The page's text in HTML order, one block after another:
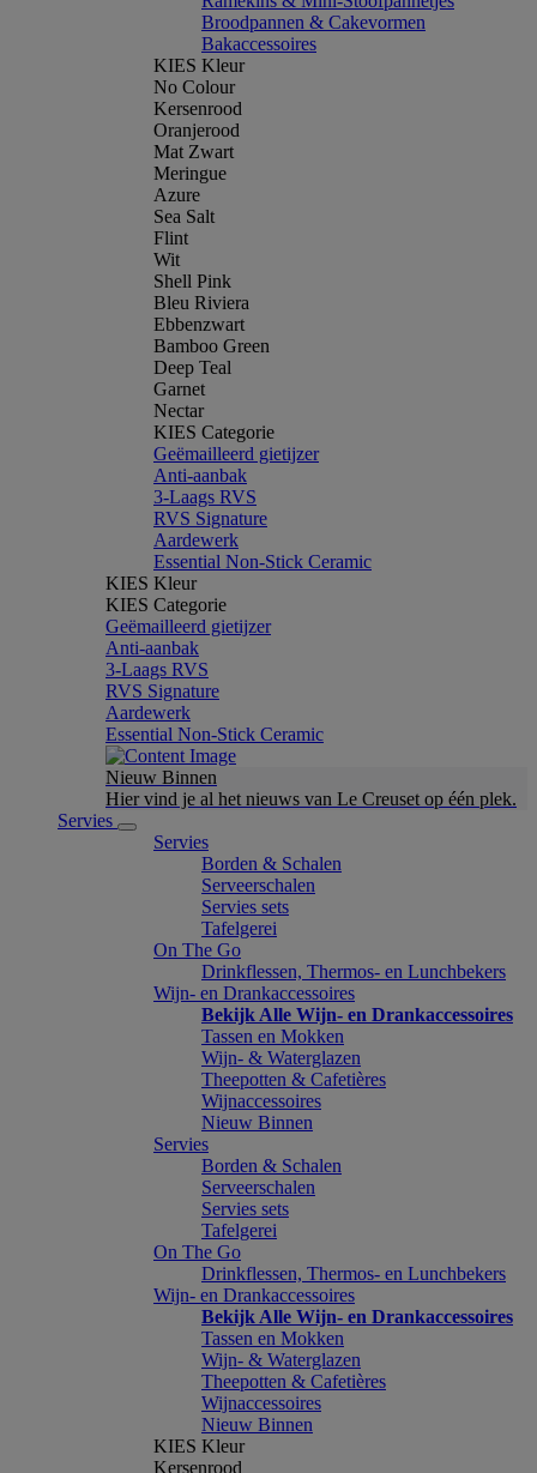
Broodpannen & Cakevormen
Bakaccessoires
KIES Kleur
No Colour
Kersenrood
Oranjerood
Mat Zwart
Meringue
Azure
Sea Salt
Flint
Wit
Shell Pink
Bleu Riviera
Ebbenzwart
Bamboo Green
Deep Teal
Garnet
Nectar
KIES Categorie
Geëmailleerd gietijzer
Anti-aanbak
3-Laags RVS
RVS Signature
Aardewerk
Essential Non-Stick Ceramic
KIES Kleur
KIES Categorie
Geëmailleerd gietijzer
Anti-aanbak
3-Laags RVS
RVS Signature
Aardewerk
Essential Non-Stick Ceramic
Nieuw Binnen
Hier vind je al het nieuws van Le Creuset op één plek.
Servies
Servies
Borden & Schalen
Serveerschalen
Servies sets
Tafelgerei
On The Go
Drinkflessen, Thermos- en Lunchbekers
Wijn- en Drankaccessoires
Bekijk Alle Wijn- en Drankaccessoires
Tassen en Mokken
Wijn- & Waterglazen
Theepotten & Cafetières
Wijnaccessoires
Nieuw Binnen
Servies
Borden & Schalen
Serveerschalen
Servies sets
Tafelgerei
On The Go
Drinkflessen, Thermos- en Lunchbekers
Wijn- en Drankaccessoires
Bekijk Alle Wijn- en Drankaccessoires
Tassen en Mokken
Wijn- & Waterglazen
Theepotten & Cafetières
Wijnaccessoires
Nieuw Binnen
KIES Kleur
Kersenrood